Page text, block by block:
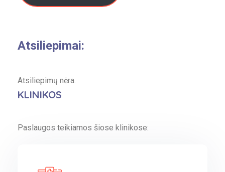
Atsiliepimai:
Atsiliepimų nėra.
KLINIKOS
Paslaugos teikiamos šiose klinikose: